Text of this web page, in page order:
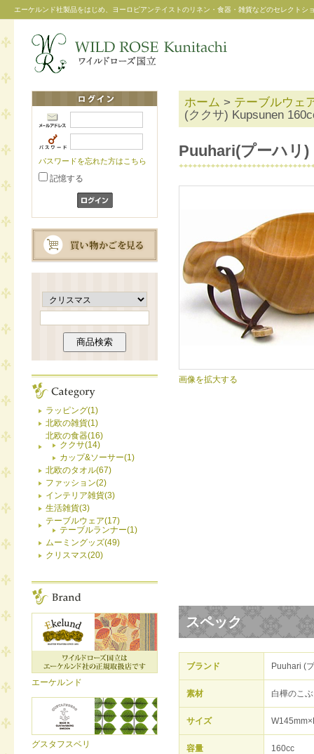
エーケルンド社製品をはじめ、ヨーロピアンテイストのリネン・食器・雑貨などのセレクト
パスワードを忘れた方はこちら
記憶する
ラッピング(1)
北欧の雑貨(1)
北欧の食器(16)
ククサ(14)
カップ&ソーサー(1)
北欧のタオル(67)
ファッション(2)
インテリア雑貨(3)
生活雑貨(3)
テーブルウェア(17)
テーブルランナー(1)
ムーミングッズ(49)
クリスマス(20)
エーケルンド
グスタフスベリ
ホーム > テーブルウェ
(ククサ) Kupsunen
Puuhari(プーハリ
画像を拡大する
スペック
ブランド Puuhari (
素材 白樺のこ
サイズ
容量 160cc